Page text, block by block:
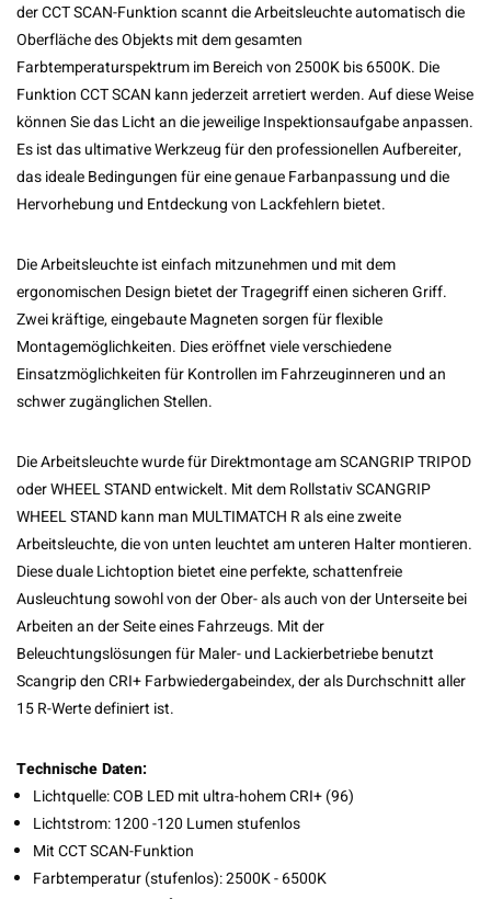
der CCT SCAN-Funktion scannt die Arbeitsleuchte automatisch die
Oberfläche des Objekts mit dem gesamten
Farbtemperaturspektrum im Bereich von 2500K bis 6500K. Die
Funktion CCT SCAN kann jederzeit arretiert werden. Auf diese Weise
können Sie das Licht an die jeweilige Inspektionsaufgabe anpassen.
Es ist das ultimative Werkzeug für den professionellen Aufbereiter,
das ideale Bedingungen für eine genaue Farbanpassung und die
Hervorhebung und Entdeckung von Lackfehlern bietet.
Die Arbeitsleuchte ist einfach mitzunehmen und mit dem
ergonomischen Design bietet der Tragegriff einen sicheren Griff.
Zwei kräftige, eingebaute Magneten sorgen für flexible
Montagemöglichkeiten. Dies eröffnet viele verschiedene
Einsatzmöglichkeiten für Kontrollen im Fahrzeuginneren und an
schwer zugänglichen Stellen.
Die Arbeitsleuchte wurde für Direktmontage am SCANGRIP TRIPOD
oder WHEEL STAND entwickelt. Mit dem Rollstativ SCANGRIP
WHEEL STAND kann man MULTIMATCH R als eine zweite
Arbeitsleuchte, die von unten leuchtet am unteren Halter montieren.
Diese duale Lichtoption bietet eine perfekte, schattenfreie
Ausleuchtung sowohl von der Ober- als auch von der Unterseite bei
Arbeiten an der Seite eines Fahrzeugs. Mit der
Beleuchtungslösungen für Maler- und Lackierbetriebe benutzt
Scangrip den CRI+ Farbwiedergabeindex, der als Durchschnitt aller
15 R-Werte definiert ist.
Technische Daten:
Lichtquelle: COB LED mit ultra-hohem CRI+ (96)
Lichtstrom: 1200 -120 Lumen stufenlos
Mit CCT SCAN-Funktion
Farbtemperatur (stufenlos): 2500K - 6500K